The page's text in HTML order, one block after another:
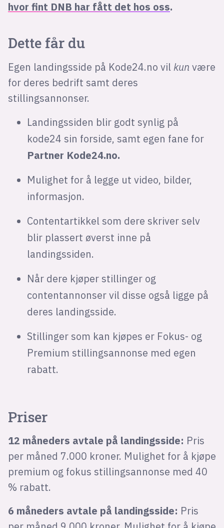
hvor fint DNB har fått det hos oss.
Dette får du
Egen landingsside på Kode24.no vil kun være
for deres bedrift samt deres
stillingsannonser.
Landingssiden blir godt synlig på
kode24 sin forside, samt egen fane for
Partner Kode24.no.
Mulighet for å legge ut video, bilder,
informasjon.
Contentartikkel som dere skriver selv
blir plassert øverst inne på
landingssiden.
Når dere kjøper stillinger og
contentannonser vil disse også ligge på
deres landingsside.
Stillinger som kan kjøpes er Fokus- og
Premium stillingsannonse med egen
rabatt.
Priser
12 måneders avtale på landingsside: Pris
per måned 7.000 kroner. Mulighet for å kjøpe
premium og fokus stillingsannonse med 40
% rabatt.
6 måneders avtale på landingsside: Pris